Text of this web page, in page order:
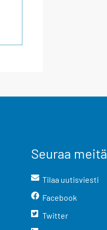
Seuraa meitä
Tilaa uutisviesti
Facebook
Twitter